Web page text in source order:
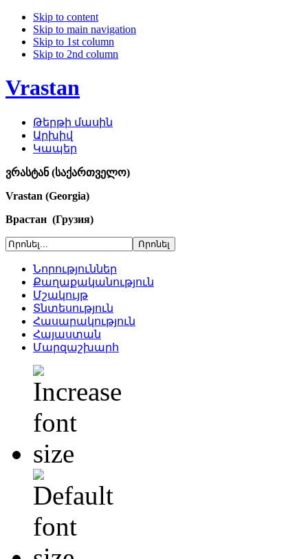
Skip to content
Skip to main navigation
Skip to 1st column
Skip to 2nd column
Vrastan
Թերթի մասին
Արխիվ
Կապեր
ვრასტან (საქართველო)
Vrastan (Georgia)
Врастан (Грузия)
Նորություններ
Քաղաքականություն
Մշակույթ
Տնտեսություն
Հասարակություն
Հայաստան
Մարզաշխարհ